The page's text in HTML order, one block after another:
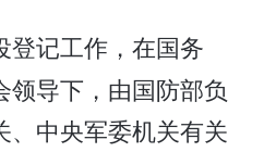
登记工作，在国务
导下，由国防部负
、中央军委机关有关